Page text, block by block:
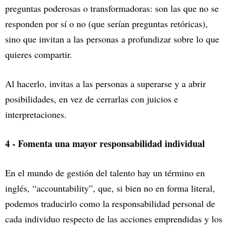
preguntas poderosas o transformadoras: son las que no se
responden por sí o no (que serían preguntas retóricas),
sino que invitan a las personas a profundizar sobre lo que
quieres compartir.
Al hacerlo, invitas a las personas a superarse y a abrir
posibilidades, en vez de cerrarlas con juicios e
interpretaciones.
4 - Fomenta una mayor responsabilidad individual
En el mundo de gestión del talento hay un término en
inglés, “accountability”, que, si bien no en forma literal,
podemos traducirlo como la responsabilidad personal de
cada individuo respecto de las acciones emprendidas y los